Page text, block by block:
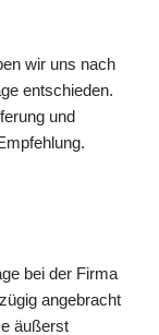
wir uns nach
entschieden.
und
bei der Firma
angebracht
äußerst